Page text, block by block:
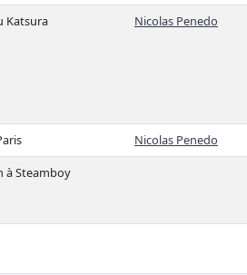
Katsura Nicolas Penedo
Nicolas Penedo
à Steamboy